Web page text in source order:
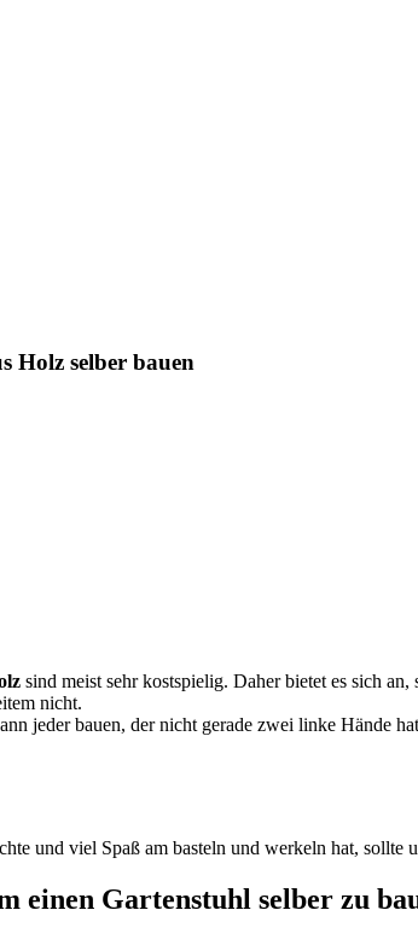
Holz selber bauen
sind meist sehr kostspielig. Daher bietet es sich
nicht.
jeder bauen, der nicht gerade zwei linke Hände
und viel Spaß am basteln und werkeln hat, sollte
einen Gartenstuhl selber zu